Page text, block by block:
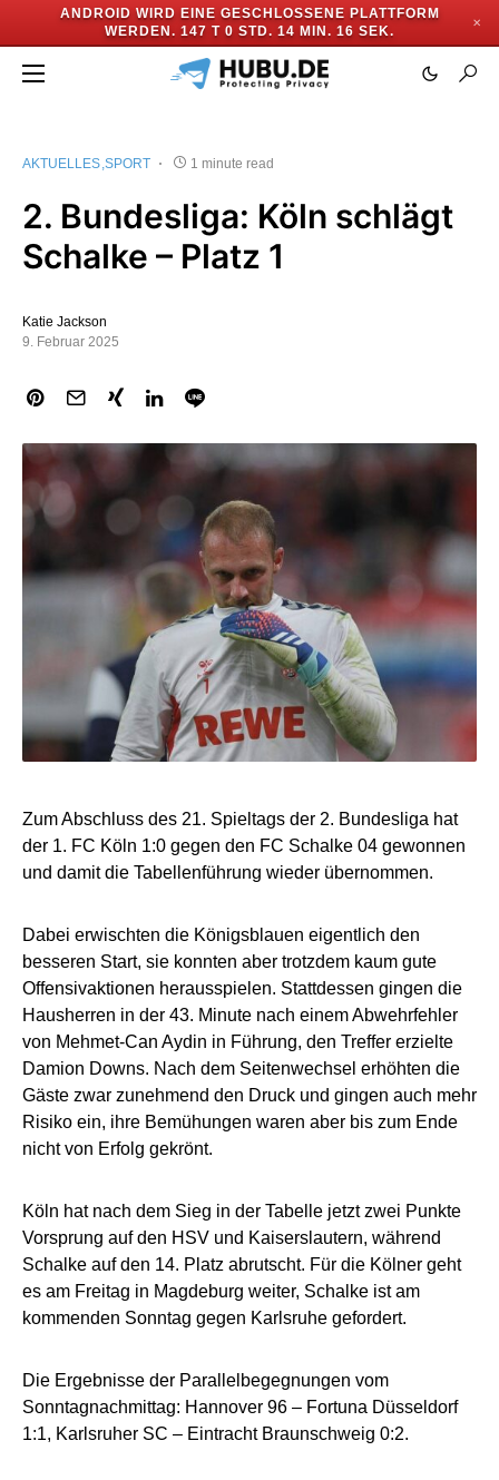
ANDROID WIRD EINE GESCHLOSSENE PLATTFORM
WERDEN. 147 T 0 STD. 14 MIN. 15 SEK.
✕
AKTUELLES SPORT 1 minute read
2. Bundesliga: Köln schlägt
Schalke – Platz 1
Katie Jackson
9. Februar 2025
Zum Abschluss des 21. Spieltags der 2. Bundesliga hat
der 1. FC Köln 1:0 gegen den FC Schalke 04 gewonnen
und damit die Tabellenführung wieder übernommen.
Dabei erwischten die Königsblauen eigentlich den
besseren Start, sie konnten aber trotzdem kaum gute
Offensivaktionen herausspielen. Stattdessen gingen die
Hausherren in der 43. Minute nach einem Abwehrfehler
von Mehmet-Can Aydin in Führung, den Treffer erzielte
Damion Downs. Nach dem Seitenwechsel erhöhten die
Gäste zwar zunehmend den Druck und gingen auch mehr
Risiko ein, ihre Bemühungen waren aber bis zum Ende
nicht von Erfolg gekrönt.
Köln hat nach dem Sieg in der Tabelle jetzt zwei Punkte
Vorsprung auf den HSV und Kaiserslautern, während
Schalke auf den 14. Platz abrutscht. Für die Kölner geht
es am Freitag in Magdeburg weiter, Schalke ist am
kommenden Sonntag gegen Karlsruhe gefordert.
Die Ergebnisse der Parallelbegegnungen vom
Sonntagnachmittag: Hannover 96 – Fortuna Düsseldorf
1:1, Karlsruher SC – Eintracht Braunschweig 0:2.